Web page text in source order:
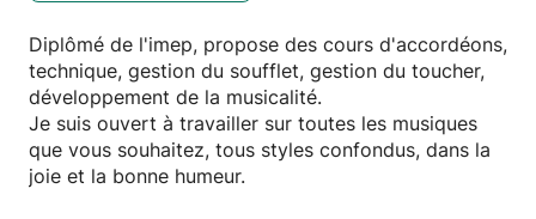
Diplômé de l'imep, propose des cours d'accordéons,
technique, gestion du soufflet, gestion du toucher,
développement de la musicalité.
Je suis ouvert à travailler sur toutes les musiques
que vous souhaitez, tous styles confondus, dans la
joie et la bonne humeur.